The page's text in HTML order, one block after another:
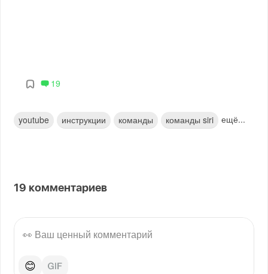
19
youtube инструкции команды команды siri ещё...
19 комментариев
😊